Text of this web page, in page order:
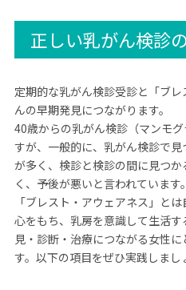
正しい乳がん検診
定期的な乳がん検診受診と「ブ
んの早期発見につながります。
40歳からの乳がん検診（マンモ
すが、一般的に、乳がん検診で
が多く、検診と検診の間に見つ
く、予後が悪いと言われています。
「ブレスト・アウェアネス」と
心をもち、乳房を意識して生活
見・診断・治療につながる女性
す。以下の項目をぜひ実践しまし